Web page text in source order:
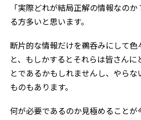
「実際どれが結局正解の情報なの
る方多いと思います。
断片的な情報だけを鵜呑みにして色
と、もしかするとそれらは皆さんに
とであるかもしれませんし、やらな
ものもあります。
何が必要であるのか見極めることが